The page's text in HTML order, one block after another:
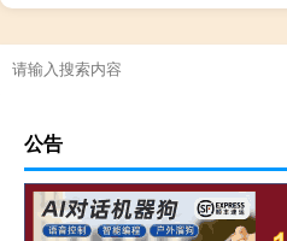
公告